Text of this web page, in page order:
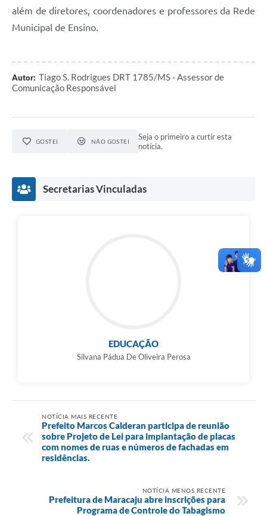
além de diretores, coordenadores e professores da Rede
Municipal de Ensino.
Autor: Tiago S. Rodrigues DRT 1785/MS - Assessor de
Comunicação Responsável
GOSTEI NÃO GOSTEI
Seja o primeiro a curtir esta
notícia.
Secretarias Vinculadas
EDUCAÇÃO
Silvana Pádua De Oliveira Perosa
NOTÍCIA MAIS RECENTE
Prefeito Marcos Calderan participa de reunião
sobre Projeto de Lei para implantação de placas
com nomes de ruas e números de fachadas em
residências.
NOTÍCIA MENOS RECENTE
Prefeitura de Maracaju abre inscrições para
Programa de Controle do Tabagismo